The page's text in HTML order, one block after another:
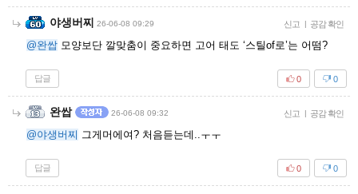
야생버찌 26-06-08 09:29 신고 공감 확인
@완쌉 모양보단 깔맞춤이 중요하면 고어 태도 ‘스틸of로’는 어떰?
답글 0
0
완쌉 26-06-08 09:32 신고 공감 확인
@야생버찌 그게머에여? 처음듣는데..ㅜㅜ
답글 0
0